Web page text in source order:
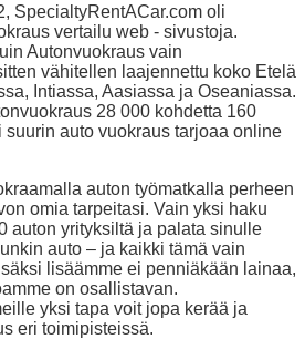
SpecialtyRentACar.com oli
vertailu web - sivustoja.
Autonvuokraus vain
vähitellen laajennettu koko Etelä
Intiassa, Aasiassa ja Oseaniassa.
28 000 kohdetta 160
suurin auto vuokraus tarjoaa online
auton työmatkalla perheen
omia tarpeitasi. Vain yksi haku
auton yrityksiltä ja palata sinulle
auto – ja kaikki tämä vain
lisäämme ei penniäkään lainaa,
on osallistavan.
yksi tapa voit jopa kerää ja
eri toimipisteissä.